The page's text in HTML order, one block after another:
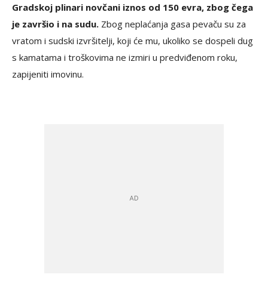
Gradskoj plinari novčani iznos od 150 evra, zbog čega
je završio i na sudu. Zbog neplaćanja gasa pevaču su za
vratom i sudski izvršitelji, koji će mu, ukoliko se dospeli dug
s kamatama i troškovima ne izmiri u predviđenom roku,
zapijeniti imovinu.